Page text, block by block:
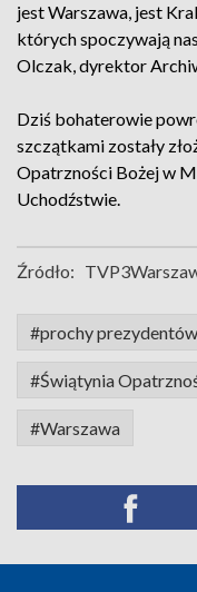
jest Warszawa, jest
których spoczywają
Olczak, dyrektor
Dziś bohaterowie
szczątkami zostały
Opatrzności Bożej w
Uchodźstwie.
Źródło:
#prochy prezydentów
#Świątynia
#Warszawa